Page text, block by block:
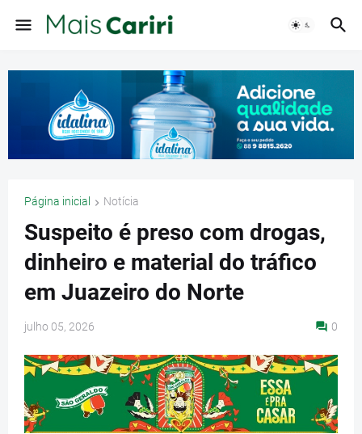
Página inicial Notícia
Suspeito é preso com drogas,
dinheiro e material do tráfico
em Juazeiro do Norte
julho 05, 2026 0